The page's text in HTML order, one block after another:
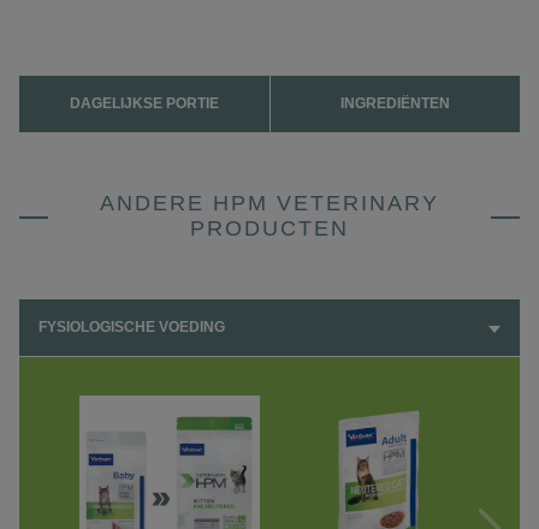
DAGELIJKSE PORTIE INGREDIËNTEN
ANDERE HPM VETERINARY
PRODUCTEN
FYSIOLOGISCHE VOEDING